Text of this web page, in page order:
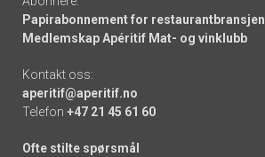
Papirabonnement for restaurantbransjen
Medlemskap Apéritif Mat- og vinklubb
Kontakt oss:
aperitif@aperitif.no
Telefon +47 21 45 61 60
Ofte stilte spørsmål